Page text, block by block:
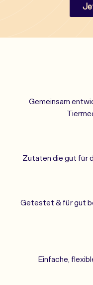
Gemeinsam
Zutaten die gut für
Getestet & für gut
Einfache,